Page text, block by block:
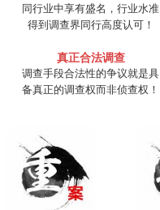
同行业中享有盛名，行业水准
得到调查界同行高度认可！
真正合法调查
调查手段合法性的争议就是具
备真正的调查权而非侦查权！